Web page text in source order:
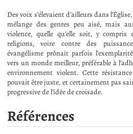
Des voix s’élevaient d’ailleurs dans
mélange des genres peu aisé, mais
violence, quelle qu’elle soit, y compris
religions, voire contre des
évangélisme prônait parfois
vers un monde meilleur, préférable à
environnement violent. Cette
pouvait être juste, et certainement pas
progressive de l’idée de croisade.
Références